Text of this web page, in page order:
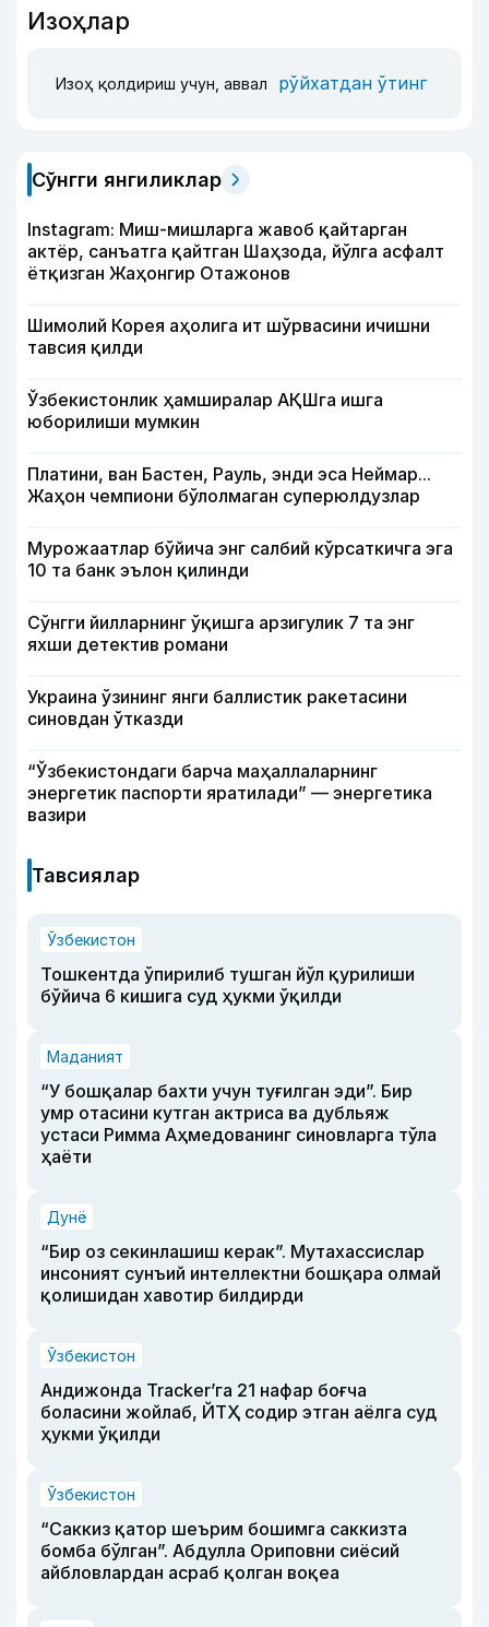
Изоҳлар
Изоҳ қолдириш учун, аввал рўйхатдан ўтинг
Сўнгги янгиликлар
Instagram: Миш-мишларга жавоб қайтарган
актёр, санъатга қайтган Шаҳзода, йўлга асфалт
ётқизган Жаҳонгир Отажонов
Шимолий Корея аҳолига ит шўрвасини ичишни
тавсия қилди
Ўзбекистонлик ҳамширалар АҚШга ишга
юборилиши мумкин
Платини, ван Бастен, Рауль, энди эса Неймар...
Жаҳон чемпиони бўлолмаган суперюлдузлар
Мурожаатлар бўйича энг салбий кўрсаткичга эга
10 та банк эълон қилинди
Сўнгги йилларнинг ўқишга арзигулик 7 та энг
яхши детектив романи
Украина ўзининг янги баллистик ракетасини
синовдан ўтказди
“Ўзбекистондаги барча маҳаллаларнинг
энергетик паспорти яратилади” — энергетика
вазири
Тавсиялар
Ўзбекистон
Тошкентда ўпирилиб тушган йўл қурилиши
бўйича 6 кишига суд ҳукми ўқилди
Маданият
“У бошқалар бахти учун туғилган эди”. Бир
умр отасини кутган актриса ва дубльяж
устаси Римма Аҳмедованинг синовларга тўла
ҳаёти
Дунё
“Бир оз секинлашиш керак”. Мутахассислар
инсоният сунъий интеллектни бошқара олмай
қолишидан хавотир билдирди
Ўзбекистон
Андижонда Tracker’га 21 нафар боғча
боласини жойлаб, ЙТҲ содир этган аёлга суд
ҳукми ўқилди
Ўзбекистон
“Саккиз қатор шеърим бошимга саккизта
бомба бўлган”. Абдулла Ориповни сиёсий
айбловлардан асраб қолган воқеа